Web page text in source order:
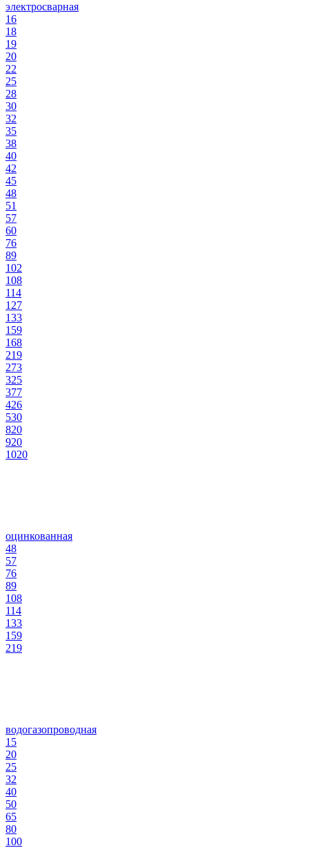
электросварная
16
18
19
20
22
25
28
30
32
35
38
40
42
45
48
51
57
60
76
89
102
108
114
127
133
159
168
219
273
325
377
426
530
820
920
1020
оцинкованная
48
57
76
89
108
114
133
159
219
водогазопроводная
15
20
25
32
40
50
65
80
100